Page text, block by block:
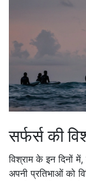
सर्फर्स की
विश्राम के इन दिनों में,
अपनी प्रतिभाओं को